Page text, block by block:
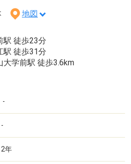
地図
駅 徒歩23分
駅 徒歩31分
学前駅 徒歩3.6km
-
-
2年